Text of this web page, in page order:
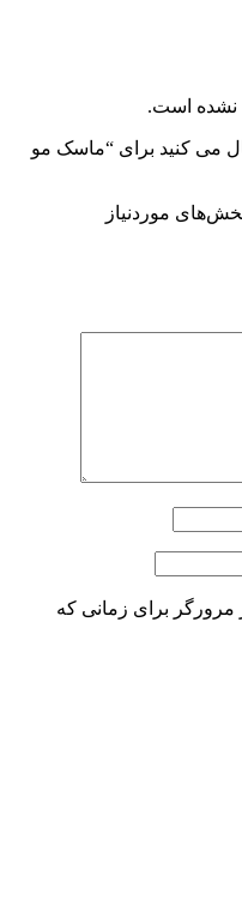
نشده است.
می کنید برای “ماسک مو
موردنیاز
مرورگر برای زمانی که